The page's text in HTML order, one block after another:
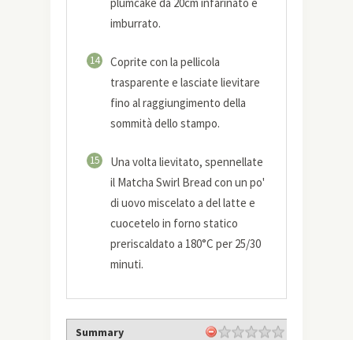
imburrato.
14
Coprite con la pellicola
trasparente e lasciate lievitare
fino al raggiungimento della
sommità dello stampo.
15
Una volta lievitato, spennellate
il Matcha Swirl Bread con un po'
di uovo miscelato a del latte e
cuocetelo in forno statico
preriscaldato a 180°C per 25/30
minuti.
Summary